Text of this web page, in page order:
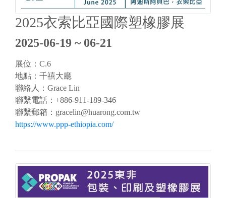
2025衣索比亞國際塑橡膠展
2025-06-19 ~ 06-21
展位：C.6
地點：千禧大廳
聯絡人：Grace Lin
聯繫電話：+886-911-189-346
聯繫郵箱： gracelin@huarong.com.tw
https://www.ppp-ethiopia.com/